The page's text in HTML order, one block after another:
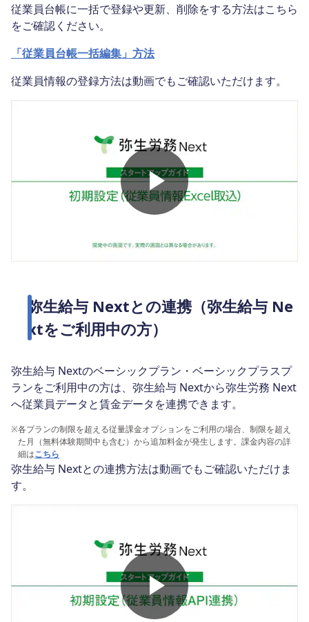
従業員台帳に一括で登録や更新、削除をする方法はこちら
をご確認ください。
「従業員台帳一括編集」方法
従業員情報の登録方法は動画でもご確認いただけます。
弥生給与 Nextとの連携（弥生給与 Ne
xtをご利用中の方）
弥生給与 Nextのベーシックプラン・ベーシックプラスプ
ランをご利用中の方は、弥生給与 Nextから弥生労務 Next
へ従業員データと賃金データを連携できます。
※各プランの制限を超える従量課金オプションをご利用の場合、制限を超え
た月（無料体験期間中も含む）から追加料金が発生します。課金内容の詳
細はこちら
弥生給与 Nextとの連携方法は動画でもご確認いただけま
す。